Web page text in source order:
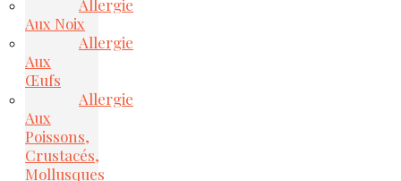
Allergie
Aux Noix
Allergie
Aux
Œufs
Allergie
Aux
Poissons,
Crustacés,
Mollusques